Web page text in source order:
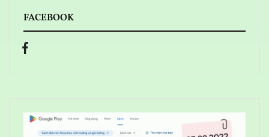
FACEBOOK